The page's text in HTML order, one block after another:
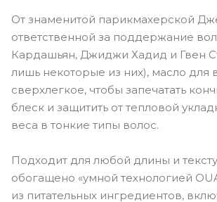
От знаменитой парикмахерской
ответственной за поддержание
Кардашьян, Джиджи Хадид и Гвен
лишь некоторые из них), масло для
сверхлегкое, чтобы запечатать
блеск и защитить от тепловой
веса в тонкие типы волос.
Подходит для любой длины и
обогащено «умной технологией
из питательных ингредиентов,